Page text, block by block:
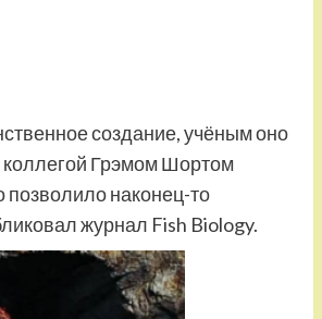
создание, учёным оно
коллегой Грэмом Шортом
наконец-то
журнал Fish Biology.